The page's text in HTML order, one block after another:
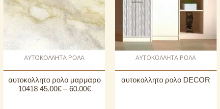
AΥΤΟΚΟΛΛΗΤΑ ΡΟΛΑ
αυτοκoλλητο ρολo μαρμαρο
10418 45.00€ – 60.00€
AΥΤΟΚΟΛΛΗΤΑ ΡΟΛΑ
αυτοκολλητο ρολο DECOR